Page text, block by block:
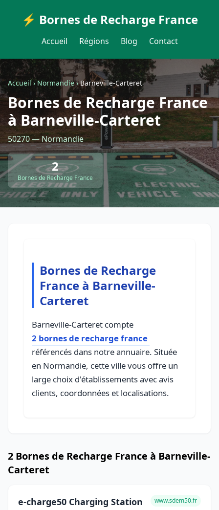
⚡ Bornes de Recharge France
Accueil Régions Blog Contact
Accueil›Normandie›Barneville-Carteret
Bornes de Recharge France
à Barneville-Carteret
50270 — Normandie
2
Bornes de Recharge France
Bornes de Recharge
France à Barneville-
Carteret
Barneville-Carteret compte
2 bornes de recharge france
référencés dans notre annuaire. Située
en Normandie, cette ville vous offre un
large choix d'établissements avec avis
clients, coordonnées et localisations.
2 Bornes de Recharge France à Barneville-
Carteret
e-charge50 Charging Station www.sdem50.fr